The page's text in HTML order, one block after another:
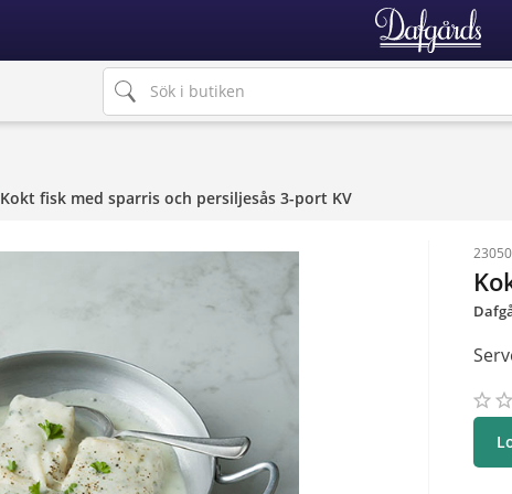
Kokt fisk med sparris och persiljesås 3-port KV
star_border star_border
star star